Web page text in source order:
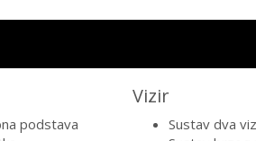
podstava
Vizir
Sustav dva